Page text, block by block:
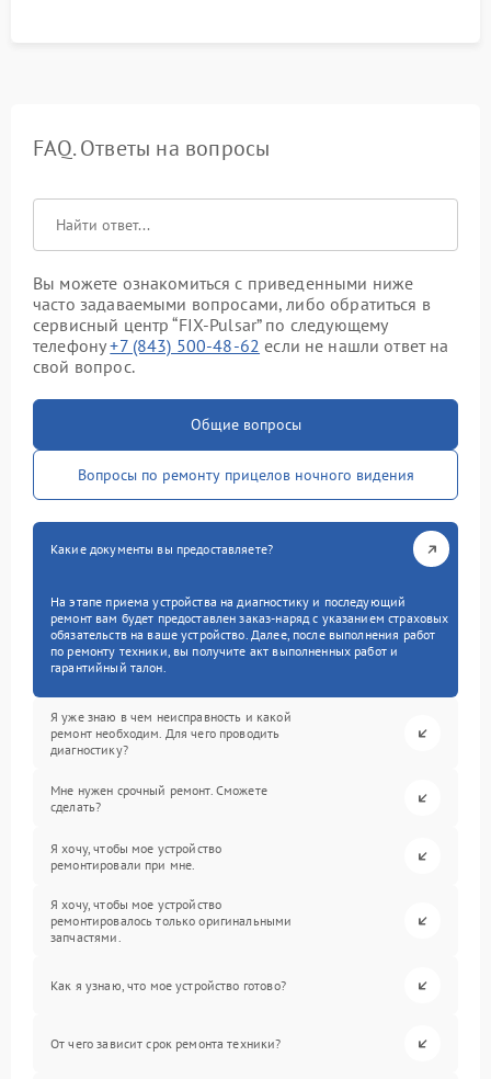
FAQ. Ответы на вопросы
Вы можете ознакомиться с приведенными ниже
часто задаваемыми вопросами, либо обратиться в
сервисный центр “FIX-Pulsar” по следующему
телефону+7 (843) 500-48-62 если не нашли ответ на
свой вопрос.
Общие вопросы
Вопросы по ремонту прицелов ночного видения
Какие документы вы предоставляете?
На этапе приема устройства на диагностику и последующий
ремонт вам будет предоставлен заказ-наряд с указанием страховых
обязательств на ваше устройство. Далее, после выполнения работ
по ремонту техники, вы получите акт выполненных работ и
гарантийный талон.
Я уже знаю в чем неисправность и какой
ремонт необходим. Для чего проводить
диагностику?
Мне нужен срочный ремонт. Сможете
сделать?
Я хочу, чтобы мое устройство
ремонтировали при мне.
Я хочу, чтобы мое устройство
ремонтировалось только оригинальными
запчастями.
Как я узнаю, что мое устройство готово?
От чего зависит срок ремонта техники?